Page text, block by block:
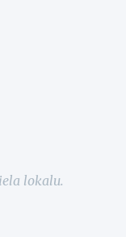
lokalu.